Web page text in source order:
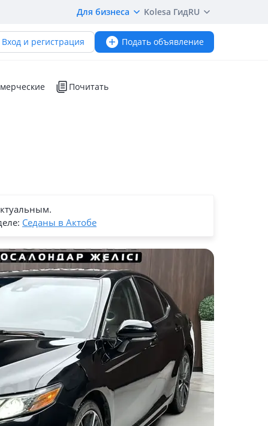
Для бизнеса Kolesa ГидRU
Вход и регистрация Подать объявление
Почитать
Седаны в Актобе